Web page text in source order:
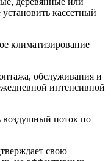
кассетный
климатизирование
обслуживания и
интенсивной
воздушный поток по
свою